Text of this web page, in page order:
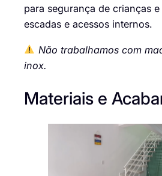
para segurança de crianças e
escadas e acessos internos.
Não trabalhamos com
inox.
Materiais e